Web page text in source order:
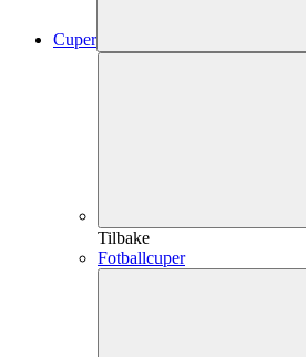
Cuper
Tilbake
Fotballcuper